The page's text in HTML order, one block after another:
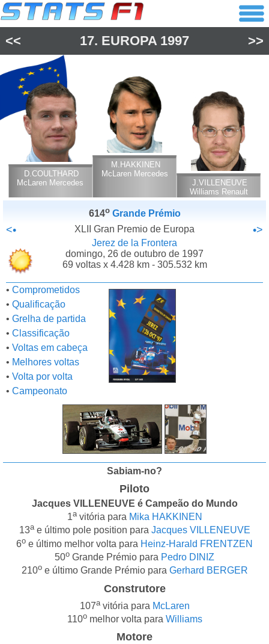
<< 17. EUROPA 1997 >>
D.COULTHARD
McLaren Mercedes
M.HAKKINEN
McLaren Mercedes
J.VILLENEUVE
Williams Renault
614o Grande Prémio
<• XLII Gran Premio de Europa •>
Jerez de la Frontera
domingo, 26 de outubro de 1997
69 voltas x 4.428 km - 305.532 km
• Comprometidos
• Qualificação
• Grelha de partida
• Classificação
• Voltas em cabeça
• Melhores voltas
• Volta por volta
• Campeonato
Sabiam-no?
Piloto
Jacques VILLENEUVE é Campeão do Mundo
1avitória para Mika HAKKINEN
13ae último pole position para Jacques VILLENEUVE
6o e último melhor volta para Heinz-Harald FRENTZEN
50o Grande Prémio para Pedro DINIZ
210oe último Grande Prémio para Gerhard BERGER
Construtore
107avitória para McLaren
110omelhor volta para Williams
Motore